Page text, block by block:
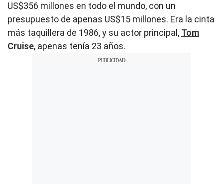
US$356 millones en todo el mundo, con un
presupuesto de apenas US$15 millones. Era la cinta
más taquillera de 1986, y su actor principal, Tom
Cruise, apenas tenía 23 años.